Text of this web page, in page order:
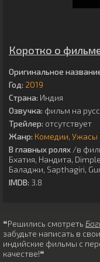
Коротко о
Оригинальное
Год: 2019
Страна: Индия
Озвучка: фильм на
Трейлер: отсутствует
Жанр: Комедии Ужасы
В главных ролях /в
Бхатия, Нандита,
Баладжи, Sapthagiri,
IMDB: 3.8
❝Решились смотреть
забудьте написать в
индийские фильмы с
качестве!❝